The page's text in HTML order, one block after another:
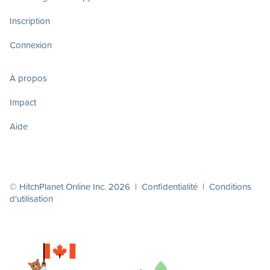
Inscription
Connexion
À propos
Impact
Aide
© HitchPlanet Online Inc. 2026 | Confidentialité | Conditions
d'utilisation